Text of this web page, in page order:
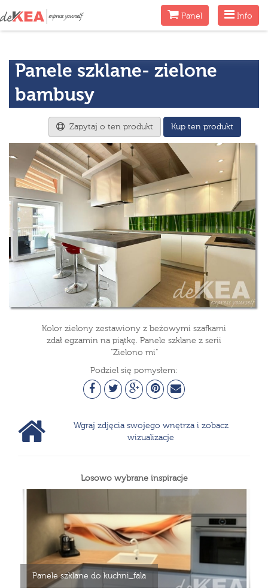
Menu
Info
MenuPanel
Panele szklane- zielone
bambusy
Zapytaj o ten produkt Kup ten produkt
Kolor zielony zestawiony z beżowymi szafkami
zdał egzamin na piątkę. Panele szklane z serii
"Zielono mi"
Podziel się pomysłem:
Wgraj zdjęcia swojego wnętrza i zobacz
wizualizacje
Losowo wybrane inspiracje
Panele szklane do kuchni_fala